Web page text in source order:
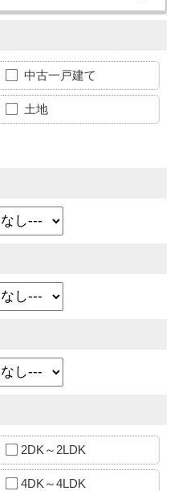
中古一戸建て
土地
2DK～2LDK
4DK～4LDK